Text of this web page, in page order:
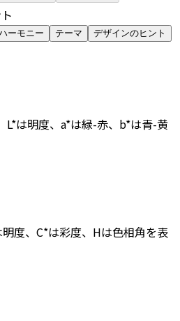
ーモニー テーマ デザインのヒント
L*は明度、a*は緑-赤、b*は青-黄
度、C*は彩度、Hは色相角を表